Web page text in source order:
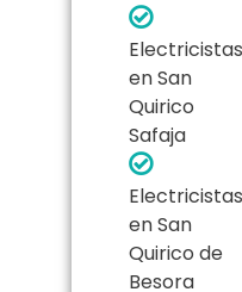
Electricistas
en San
Quirico
Safaja
Electricistas
en San
Quirico de
Besora